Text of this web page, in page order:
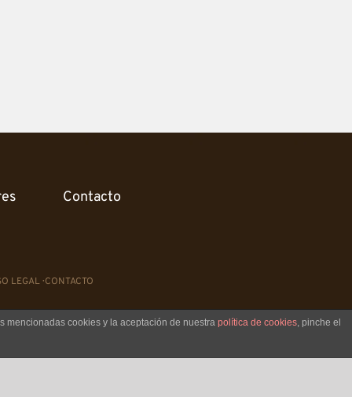
Contacto
LEGAL·CONTACTO
mencionadas cookies y la aceptación de nuestra política de cookies, pinche el